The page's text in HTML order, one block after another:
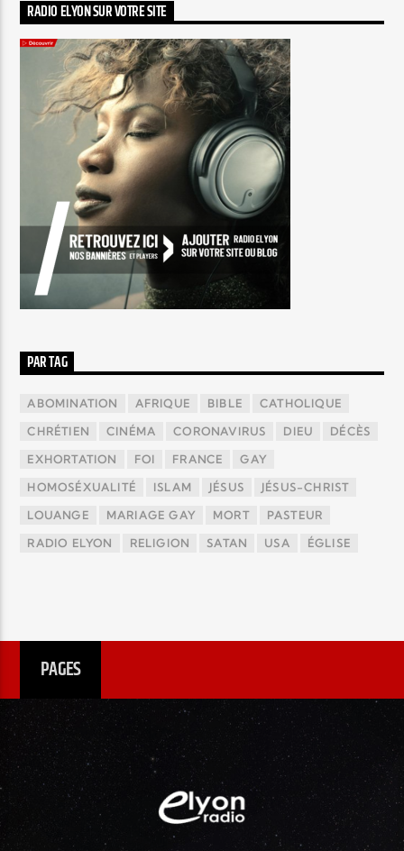
RADIO ELYON SUR VOTRE SITE
PAR TAG
ABOMINATION AFRIQUE BIBLE CATHOLIQUE
CHRÉTIEN CINÉMA CORONAVIRUS DIEU DÉCÈS
EXHORTATION FOI FRANCE GAY
HOMOSÉXUALITÉ ISLAM JÉSUS JÉSUS-CHRIST
LOUANGE MARIAGE GAY MORT PASTEUR
RADIO ELYON RELIGION SATAN USA ÉGLISE
PAGES